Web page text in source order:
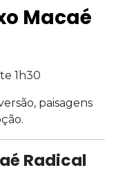
Macaé
1h30
paisagens
Radical